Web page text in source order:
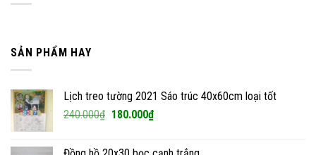
SẢN PHẨM HAY
Lịch treo tường 2021 Sáo trúc 40x60cm loại tốt
240.000₫ Giá
180.000₫Giá